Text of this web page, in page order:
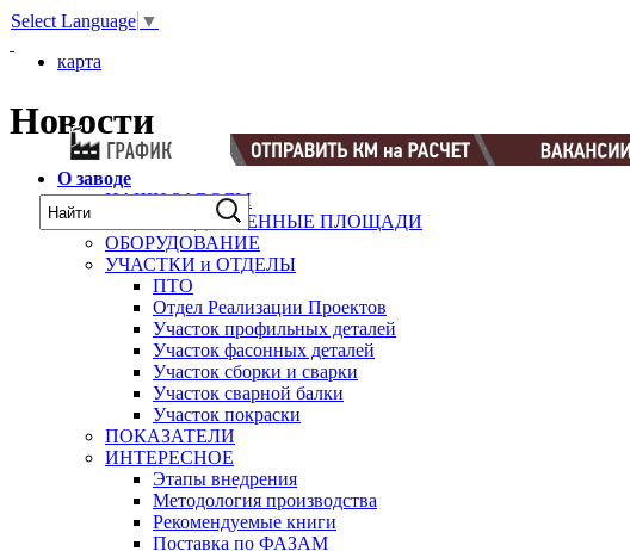
Select Language ▼
карта
Новости
О заводе
НАШИ ЗАВОДЫ
ПРОИЗВОДСТВЕННЫЕ ПЛОЩАДИ
ОБОРУДОВАНИЕ
УЧАСТКИ и ОТДЕЛЫ
ПТО
Отдел Реализации Проектов
Участок профильных деталей
Участок фасонных деталей
Участок сборки и сварки
Участок сварной балки
Участок покраски
ПОКАЗАТЕЛИ
ИНТЕРЕСНОЕ
Этапы внедрения
Методология производства
Рекомендуемые книги
Поставка по ФАЗАМ